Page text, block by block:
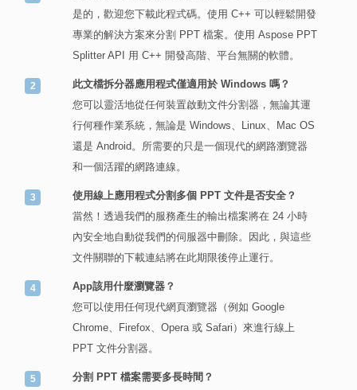
是的，歡迎您下載此程式碼。使用 C++ 可以輕鬆開發
專業的解決方案來分割 PPT 檔案。使用 Aspose PPT
Splitter API 用 C++ 開發高階、平台無關的軟體。
此文檔拆分器應用程式僅適用於 Windows 嗎？
您可以靈活地從任何裝置啟動文件分割器，無論其運
行何種作業系統，無論是 Windows、Linux、Mac OS
還是 Android。所需要的只是一個現代的網路瀏覽器
和一個活躍的網路連線。
使用線上應用程式分割多個 PPT 文件是否安全？
當然！透過我們的服務產生的輸出檔案將在 24 小時
內安全地自動從我們的伺服器中刪除。因此，與這些
文件關聯的下載連結將在此期限後停止運行。
App該用什麼瀏覽器？
您可以使用任何現代網頁瀏覽器（例如 Google
Chrome、Firefox、Opera 或 Safari）來進行線上
PPT 文件分割器。
分割 PPT 檔案需要多長時間？